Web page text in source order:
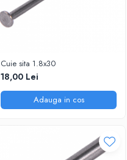
Cuie sita 1.8x30
18,00 Lei
Adauga in cos